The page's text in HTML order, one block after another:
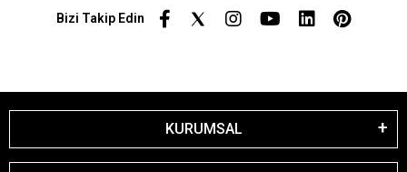
Bizi Takip Edin
KURUMSAL